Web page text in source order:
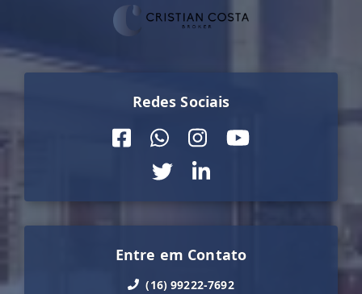
Redes Sociais
Entre em Contato
(16) 99222-7692